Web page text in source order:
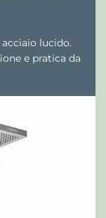
lucido.
e pratica da